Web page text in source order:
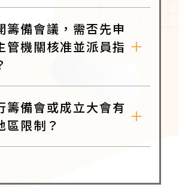
籌備會議，需否先申
管機關核准並派員指
籌備會或成立大會有
區限制？